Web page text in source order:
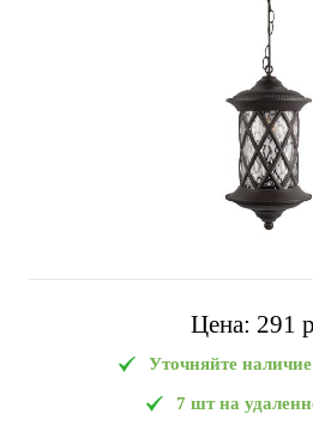
Цена: 291
Уточняйте
7 шт на